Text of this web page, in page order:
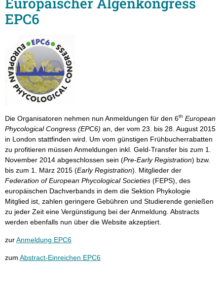
EPC6
Die Organisatoren nehmen nun Anmeldungen für den 6th European
Phycological Congress (EPC6) an, der vom 23. bis 28. August 2015
in London stattfinden wird. Um vom günstigen Frühbucherrabatten
zu profitieren müssen Anmeldungen inkl. Geld-Transfer bis zum 1.
November 2014 abgeschlossen sein (Pre-Early Registration) bzw.
bis zum 1. März 2015 (Early Registration). Mitglieder der
Federation of European Phycological Societies (FEPS), des
europäischen Dachverbands in dem die Sektion Phykologie
Mitglied ist, zahlen geringere Gebühren und Studierende genießen
zu jeder Zeit eine Vergünstigung bei der Anmeldung. Abstracts
werden ebenfalls nun über die Website akzeptiert.
zurAnmeldung EPC6
zum Abstract-Einreichen EPC6